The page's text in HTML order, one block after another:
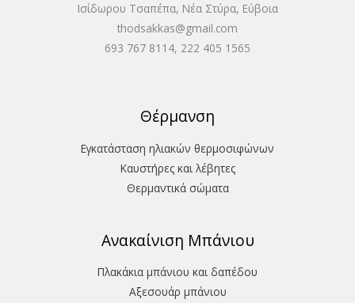
Ισίδωρου Τσαπέπα, Νέα Στύρα, Εύβοια
thodsakkas@gmail.com
693 767 8114, 222 405 1565
Θέρμανση
Εγκατάσταση ηλιακών θερμοσιφώνων
Καυστήρες και λέβητες
Θερμαντικά σώματα
Ανακαίνιση Μπάνιου
Πλακάκια μπάνιου και δαπέδου
Aξεσουάρ μπάνιου